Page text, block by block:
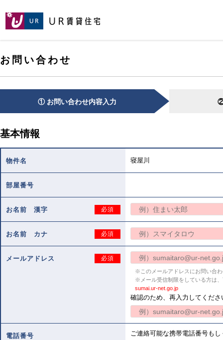
[こ
ヘ
ッ
ダ
お問い合わせ
[こ
か
文
す。]
か
イ
コ
ツ
す。]
① お問い合わせ内容入力 ②
基本情報
物件名 寝屋川
部屋番号
お名前 漢字 必須
お名前 カナ 必須
メールアドレス 必須
※このメールアドレスにお問い合
※メール受信制限をしている方は
sumai.ur-net.go.jp
確認のため、再入力してくださ
電話番号
ご連絡可能な携帯電話番号も
ペ
先
頭
へ